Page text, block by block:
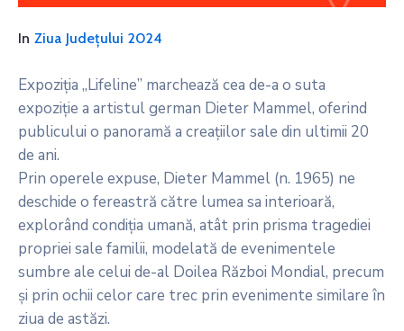
In Ziua Județului 2024
Expoziția „Lifeline” marchează cea de-a o suta
expoziție a artistul german Dieter Mammel, oferind
publicului o panoramă a creațiilor sale din ultimii 20
de ani.
Prin operele expuse, Dieter Mammel (n. 1965) ne
deschide o fereastră către lumea sa interioară,
explorând condiția umană, atât prin prisma tragediei
propriei sale familii, modelată de evenimentele
sumbre ale celui de-al Doilea Război Mondial, precum
și prin ochii celor care trec prin evenimente similare în
ziua de astăzi.